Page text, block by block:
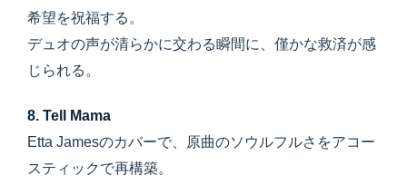
希望を祝福する。
デュオの声が清らかに交わる瞬間に、僅かな救済が感
じられる。
8. Tell Mama
Etta Jamesのカバーで、原曲のソウルフルさをアコー
スティックで再構築。